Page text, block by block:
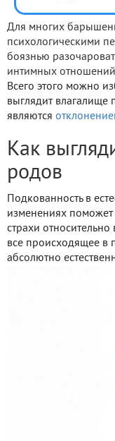
Для многих
психологическими
боязнью
интимных
Всего этого можно
выглядит влагалище
являются
Как
родов
Подкованность в
изменениях
страхи
все происходящее в
абсолютно